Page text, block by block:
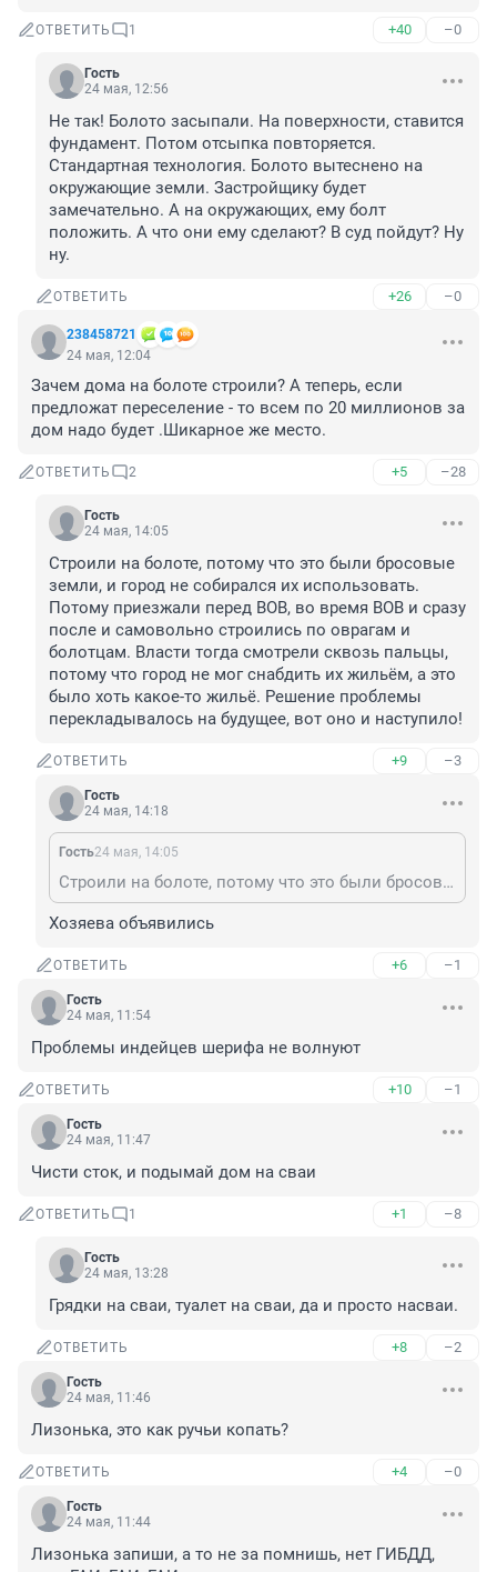
ОТВЕТИТЬ 1 +40 –0
Гость
24 мая, 12:56
Не так! Болото засыпали. На поверхности, ставится
фундамент. Потом отсыпка повторяется.
Стандартная технология. Болото вытеснено на
окружающие земли. Застройщику будет
замечательно. А на окружающих, ему болт
положить. А что они ему сделают? В суд пойдут? Ну
ну.
ОТВЕТИТЬ +26 –0
238458721
24 мая, 12:04
Зачем дома на болоте строили? А теперь, если
предложат переселение - то всем по 20 миллионов за
дом надо будет .Шикарное же место.
ОТВЕТИТЬ 2 +5 –28
Гость
24 мая, 14:05
Строили на болоте, потому что это были бросовые
земли, и город не собирался их использовать.
Потому приезжали перед ВОВ, во время ВОВ и сразу
после и самовольно строились по оврагам и
болотцам. Власти тогда смотрели сквозь пальцы,
потому что город не мог снабдить их жильём, а это
было хоть какое-то жильё. Решение проблемы
перекладывалось на будущее, вот оно и наступило!
ОТВЕТИТЬ +9 –3
Гость
24 мая, 14:18
Гость24 мая, 14:05
Строили на болоте, потому что это были бросовые земли, и город не собирался их использовать. Потому приезжали перед ВОВ, во время ВОВ и сразу после и самовольно строились по оврагам и болотцам. Власти тогда смотрели сквозь пальцы, потому что город не мог снабдить их жильём, а это было хоть какое-то жильё. Решение проблемы перекладывалось на будущее, вот оно и наступило!
Хозяева объявились
ОТВЕТИТЬ +6 –1
Гость
24 мая, 11:54
Проблемы индейцев шерифа не волнуют
ОТВЕТИТЬ +10 –1
Гость
24 мая, 11:47
Чисти сток, и подымай дом на сваи
ОТВЕТИТЬ 1 +1 –8
Гость
24 мая, 13:28
Грядки на сваи, туалет на сваи, да и просто насваи.
ОТВЕТИТЬ +8 –2
Гость
24 мая, 11:46
Лизонька, это как ручьи копать?
ОТВЕТИТЬ +4 –0
Гость
24 мая, 11:44
Лизонька запиши, а то не за помнишь, нет ГИБДД,